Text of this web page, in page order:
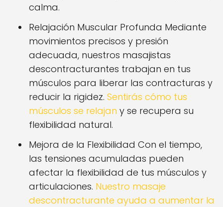
calma.
Relajación Muscular Profunda Mediante
movimientos precisos y presión
adecuada, nuestros masajistas
descontracturantes trabajan en tus
músculos para liberar las contracturas y
reducir la rigidez. Sentirás cómo tus
músculos se relajan y se recupera su
flexibilidad natural.
Mejora de la Flexibilidad Con el tiempo,
las tensiones acumuladas pueden
afectar la flexibilidad de tus músculos y
articulaciones. Nuestro masaje
descontracturante ayuda a aumentar la